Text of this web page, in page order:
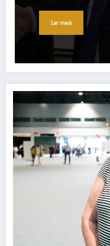
Ler mais